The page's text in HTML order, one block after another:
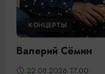
КОНЦЕРТЫ
Валерий Сёмин
22.08.2026 17.00